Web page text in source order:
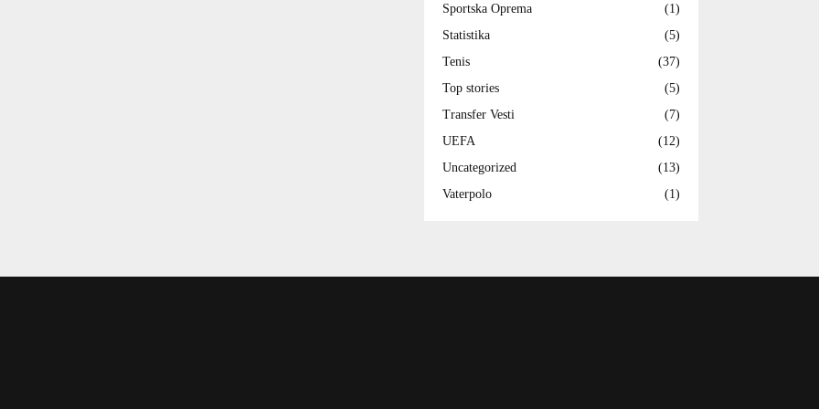
Sportska Oprema
(1)
Statistika
(5)
Tenis
(37)
Top stories
(5)
Transfer Vesti
(7)
UEFA
(12)
Uncategorized
(13)
Vaterpolo
(1)